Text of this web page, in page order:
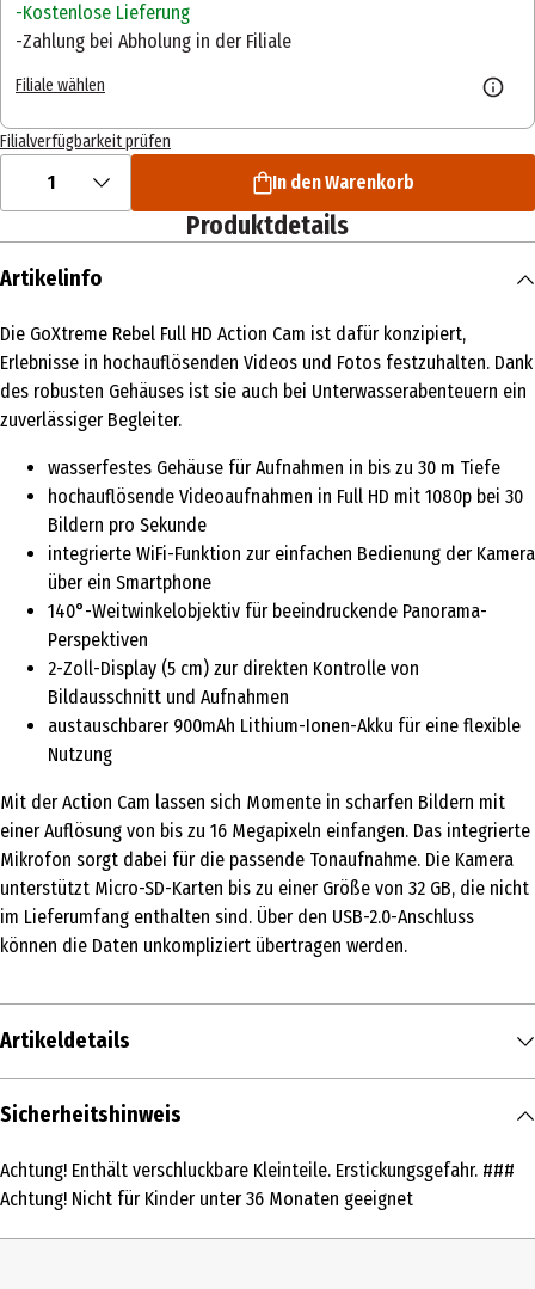
Kostenlose Lieferung
Zahlung bei Abholung in der Filiale
Filiale wählen
Filialverfügbarkeit prüfen
1 In den Warenkorb
Produktdetails
Artikelinfo
Die GoXtreme Rebel Full HD Action Cam ist dafür konzipiert,
Erlebnisse in hochauflösenden Videos und Fotos festzuhalten. Dank
des robusten Gehäuses ist sie auch bei Unterwasserabenteuern ein
zuverlässiger Begleiter.
wasserfestes Gehäuse für Aufnahmen in bis zu 30 m Tiefe
hochauflösende Videoaufnahmen in Full HD mit 1080p bei 30
Bildern pro Sekunde
integrierte WiFi-Funktion zur einfachen Bedienung der Kamera
über ein Smartphone
140°-Weitwinkelobjektiv für beeindruckende Panorama-
Perspektiven
2-Zoll-Display (5 cm) zur direkten Kontrolle von
Bildausschnitt und Aufnahmen
austauschbarer 900mAh Lithium-Ionen-Akku für eine flexible
Nutzung
Mit der Action Cam lassen sich Momente in scharfen Bildern mit
einer Auflösung von bis zu 16 Megapixeln einfangen. Das integrierte
Mikrofon sorgt dabei für die passende Tonaufnahme. Die Kamera
unterstützt Micro-SD-Karten bis zu einer Größe von 32 GB, die nicht
im Lieferumfang enthalten sind. Über den USB-2.0-Anschluss
können die Daten unkompliziert übertragen werden.
Artikeldetails
Inhalt
Produkttyp
Sicherheitshinweis
Achtung! Enthält verschluckbare Kleinteile. Erstickungsgefahr. ###
Achtung! Nicht für Kinder unter 36 Monaten geeignet